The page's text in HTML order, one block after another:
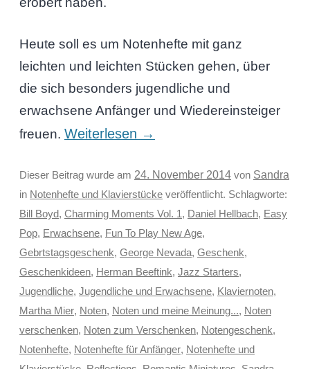
Heute soll es um Notenhefte mit ganz
leichten und leichten Stücken gehen, über
die sich besonders jugendliche und
erwachsene Anfänger und Wiedereinsteiger
freuen. Weiterlesen →
Dieser Beitrag wurde am 24. November 2014von Sandra
in Notenhefte und Klavierstückeveröffentlicht. Schlagworte:
Bill Boyd, Charming Moments Vol. 1, Daniel Hellbach, Easy
Pop, Erwachsene, Fun To Play New Age,
Gebrtstagsgeschenk, George Nevada, Geschenk,
Geschenkideen, Herman Beeftink, Jazz Starters,
Jugendliche, Jugendliche und Erwachsene, Klaviernoten,
Martha Mier, Noten, Noten und meine Meinung..., Noten
verschenken, Noten zum Verschenken, Notengeschenk,
Notenhefte, Notenhefte für Anfänger, Notenhefte und